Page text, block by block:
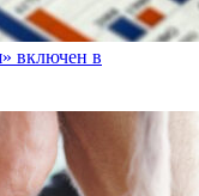
включен в